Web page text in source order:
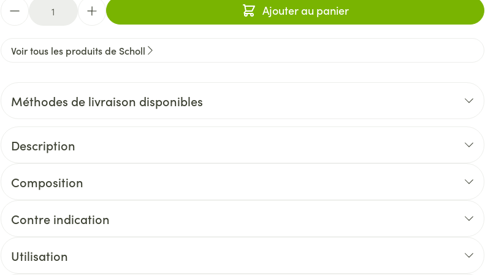
Ajouter au panier
Voir tous les produits de Scholl
Méthodes de livraison disponibles
Description
Composition
Contre indication
Utilisation